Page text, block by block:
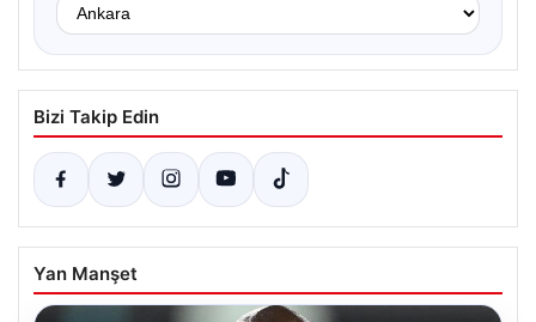
Bizi Takip Edin
Yan Manşet